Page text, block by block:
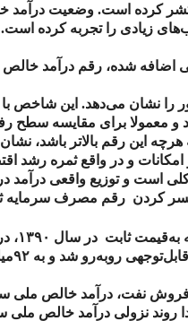
کرده است. وضعیت درآمد
زیادی را تجربه کرده است.
اضافه شده، رقم درآمد
را نشان می‌دهد. این شاخص
و معمولا برای مقایسه
رقم بالاتر باشد،
و در واقع ثمره رشد
کلی است و توزیع واقعی
کردن رقم مصرف سرمایه
به‌قیمت ثابت در سال ۱۳۹۰،
رو‌به‌رو شد و به ۹۲
نفت، درآمد خالص ملی
روند نزولی درآمد خالص ملی